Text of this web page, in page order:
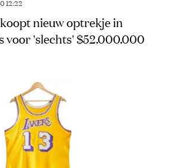
12:22
nieuw optrekje in
voor 'slechts' $52.000.000